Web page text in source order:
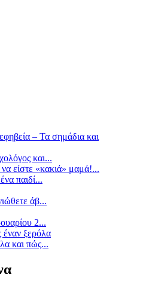
– Τα σημάδια και
και...
να είστε «κακιά» μαμά!...
παιδί...
άβ...
2...
έναν ξερόλα
και πώς...